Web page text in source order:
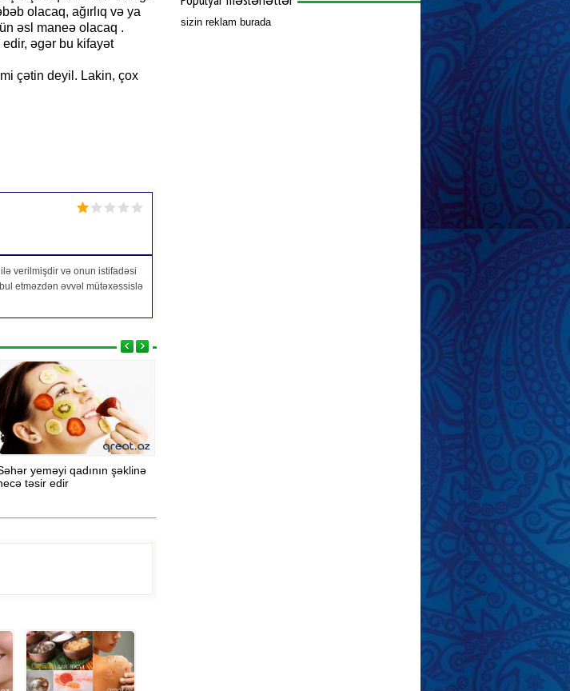
olacaq, ağırlıq və ya
əsl maneə olacaq .
əgər bu kifayət
çətin deyil. Lakin, çox
verilmişdir və onun istifadəsi
etməzdən əvvəl mütəxəssislə
yeməyi qadının şəklinə
təsir edir
sizin reklam burada